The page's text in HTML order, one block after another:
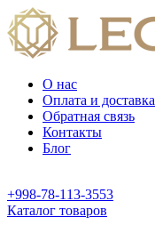
О нас
Оплата и доставка
Обратная связь
Контакты
Блог
+998-78-113-3553
Каталог товаров